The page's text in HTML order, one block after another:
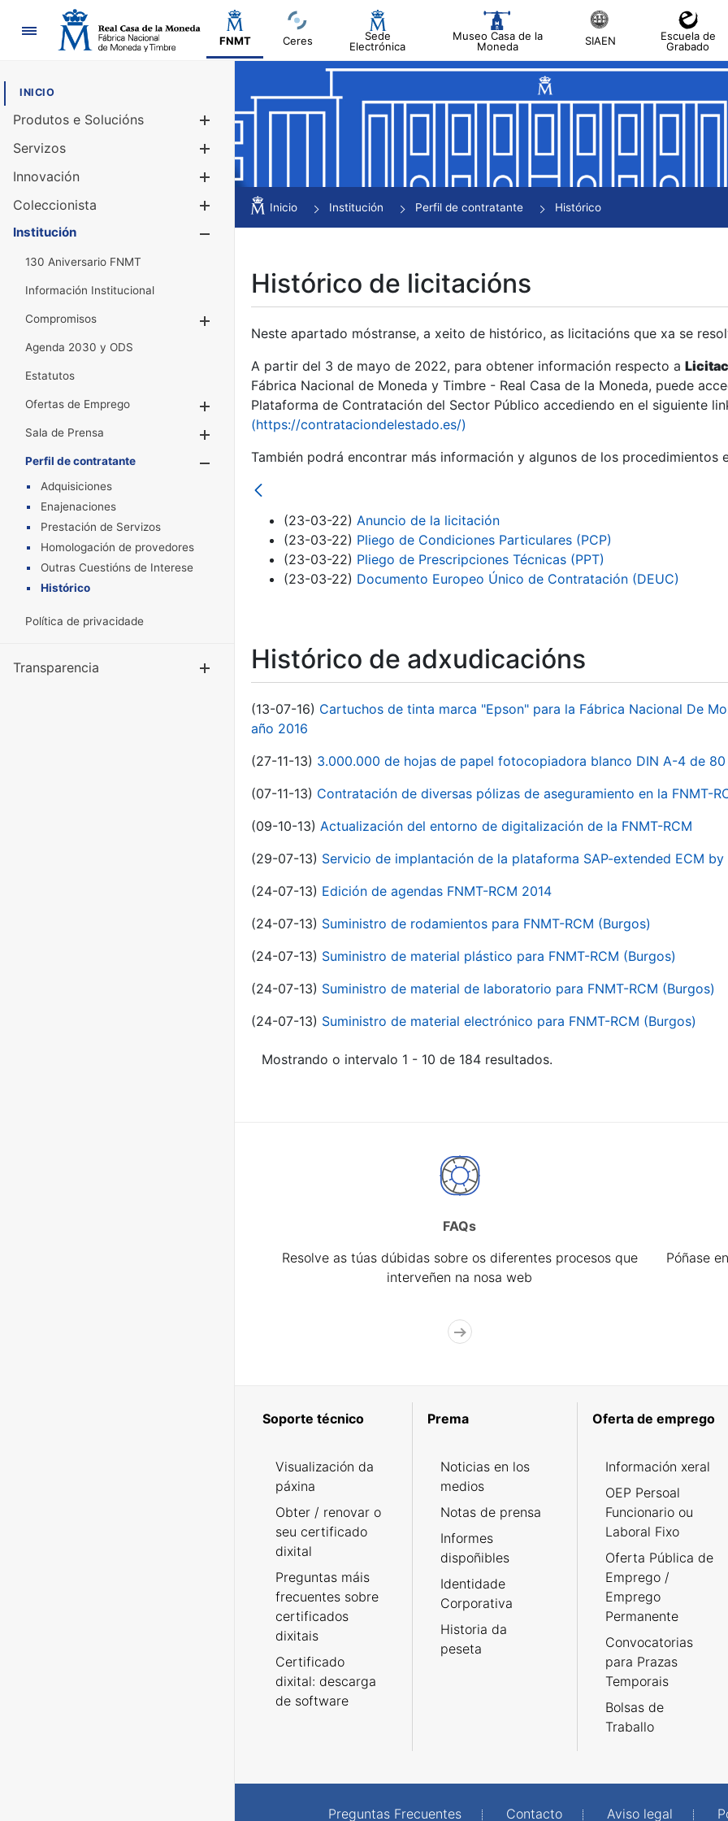
Navegación
FNMT Ceres
Sede
Electrónica
Museo Casa de la
Moneda
SIAEN
Escuela de
Grabado
INICIO
Produtos e Solucións
Mostrar/Ocultar
Servizos
Innovación
Coleccionista
Mostrar/Ocultar
Institución
130 Aniversario FNMT
Información Institucional
Compromisos
Agenda 2030 y ODS
Estatutos
Ofertas de Emprego
Mostrar/Ocultar
Sala de Prensa
Mostrar/Ocultar
Perfil de contratante
Mostrar/Ocultar
Adquisiciones
Enajenaciones
Prestación de Servizos
Homologación de provedores
Outras Cuestións de Interese
Histórico
Política de privacidade
Transparencia Mostrar/Ocultar
Inicio Institución Perfil de contratante Histórico
Histórico de licitacións
Neste apartado móstranse, a xeito de histórico, as licitacións que xa se
A partir del 3 de mayo de 2022, para obtener información respecto a
Fábrica Nacional de Moneda y Timbre - Real Casa de la Moneda, puede
Plataforma de Contratación del Sector Público accediendo en el siguiente
(https://contrataciondelestado.es/)
También podrá encontrar más información y algunos de los procedimientos
(23-03-22) Anuncio de la licitación
(23-03-22) Pliego de Condiciones Particulares (PCP)
(23-03-22) Pliego de Prescripciones Técnicas (PPT)
(23-03-22) Documento Europeo Único de Contratación (DEUC)
Histórico de adxudicacións
(13-07-16) Cartuchos de tinta marca "Epson" para la Fábrica Nacional De
año 2016
(27-11-13) 3.000.000 de hojas de papel fotocopiadora blanco DIN A-4 de 80
(07-11-13) Contratación de diversas pólizas de aseguramiento en la FNMT-
(09-10-13) Actualización del entorno de digitalización de la FNMT-RCM
(29-07-13) Servicio de implantación de la plataforma SAP-extended ECM by
(24-07-13) Edición de agendas FNMT-RCM 2014
(24-07-13) Suministro de rodamientos para FNMT-RCM (Burgos)
(24-07-13) Suministro de material plástico para FNMT-RCM (Burgos)
(24-07-13) Suministro de material de laboratorio para FNMT-RCM (Burgos)
(24-07-13) Suministro de material electrónico para FNMT-RCM (Burgos)
Mostrando o intervalo 1 - 10 de 184 resultados.
FAQs
Resolve as túas dúbidas sobre os diferentes procesos que
interveñen na nosa web
Póñase
Soporte técnico
Visualización da
páxina
Obter / renovar o
seu certificado
dixital
Preguntas máis
frecuentes sobre
certificados
dixitais
Certificado
dixital: descarga
de software
Prema
Noticias en los
medios
Notas de prensa
Informes
dispoñibles
Identidade
Corporativa
Historia da
peseta
Oferta de emprego
Información xeral
OEP Persoal
Funcionario ou
Laboral Fixo
Oferta Pública de
Emprego /
Emprego
Permanente
Convocatorias
para Prazas
Temporais
Bolsas de
Traballo
Preguntas Frecuentes Contacto Aviso legal